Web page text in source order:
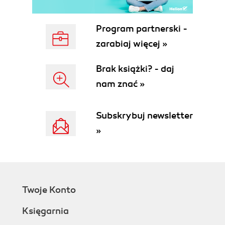
Iframes
Flash
Access keys
WAI-ARIA
Navigation
Other semantic markup
Automated testing
Manual testing
Contrast
Forms
Program partnerski -
zarabiaj więcej »
Brak książki? - daj
nam znać »
Subskrybuj newsletter
»
Twoje Konto
Księgarnia